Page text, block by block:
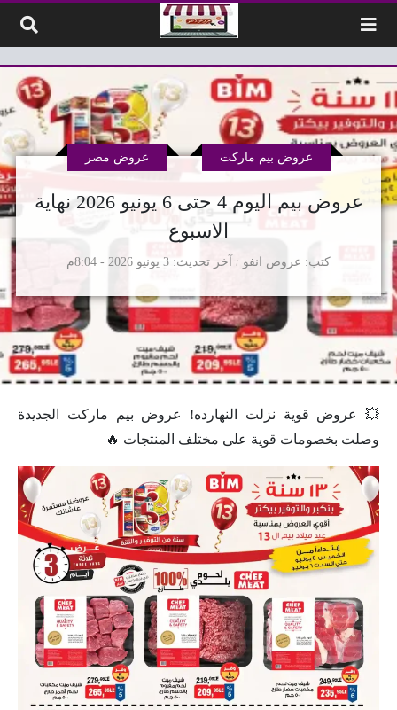
عروض بيم اليوم 4 حتى 6 يونيو 2026 نهاية
الاسبوع
كتب عروض انفو
عروض بيم ماركت عروض مصر
آخر تحديث 3 يونيو 2026 - 8:04م
💥 عروض قوية نزلت النهارده! عروض بيم ماركت الجديدة
وصلت بخصومات قوية على مختلف المنتجات 🔥